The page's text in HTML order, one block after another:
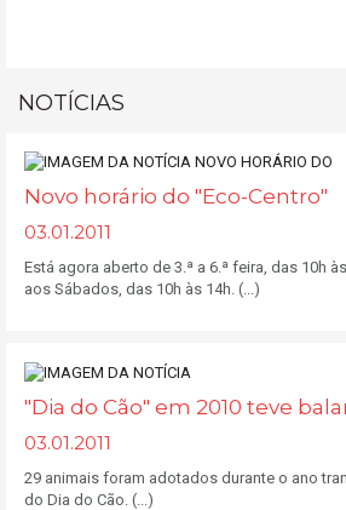
NOTÍCIAS
Novo horário do "Eco-Centro"
03.01.2011
Está agora aberto de 3.ª a 6.ª feira, das 10h
aos Sábados, das 10h às 14h. (...)
"Dia do Cão" em 2010 teve
03.01.2011
29 animais foram adotados durante o ano
do Dia do Cão. (...)